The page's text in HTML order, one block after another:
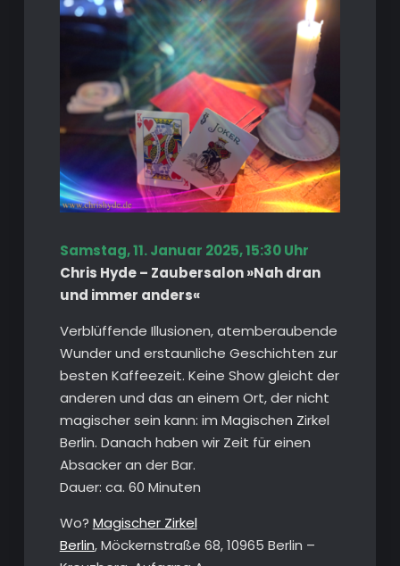
Samstag, 11. Januar 2025, 15:30 Uhr
Chris Hyde – Zaubersalon »Nah dran
und immer anders«
Verblüffende Illusionen, atemberaubende
Wunder und erstaunliche Geschichten zur
besten Kaffeezeit. Keine Show gleicht der
anderen und das an einem Ort, der nicht
magischer sein kann: im Magischen Zirkel
Berlin. Danach haben wir Zeit für einen
Absacker an der Bar.
Dauer: ca. 60 Minuten
Wo? Magischer Zirkel
Berlin, Möckernstraße 68, 10965 Berlin –